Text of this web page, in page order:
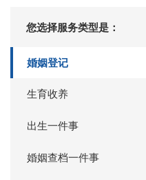
您选择服务类型是：
婚姻登记
生育收养
出生一件事
婚姻查档一件事